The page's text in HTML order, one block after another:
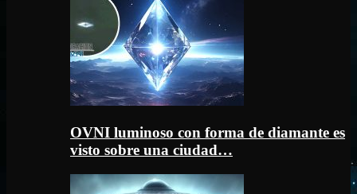
OVNI luminoso con forma de diamante es
visto sobre una ciudad…